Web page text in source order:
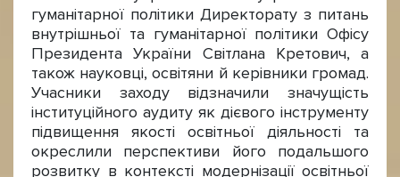
гуманітарної політики Директорату з питань
внутрішньої та гуманітарної політики Офісу
Президента України Світлана Кретович, а
також науковці, освітяни й керівники громад.
Учасники заходу відзначили значущість
інституційного аудиту як дієвого інструменту
підвищення якості освітньої діяльності та
окреслили перспективи його подальшого
розвитку в контексті модернізації освітньої